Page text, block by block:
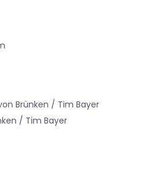
Brünken / Tim Bayer
/ Tim Bayer